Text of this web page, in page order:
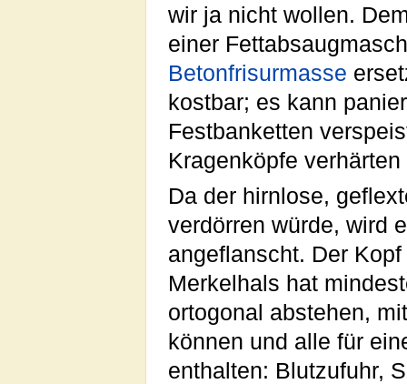
wir ja nicht wollen.
einer
Betonfrisurmasse
kostbar; es kann
Festbanketten
Kragenköpfe
Da der hirnlose,
verdörren würde, wird
angeflanscht. Der
Merkelhals hat
ortogonal abstehen,
können und alle für
enthalten: Blutzufuhr,